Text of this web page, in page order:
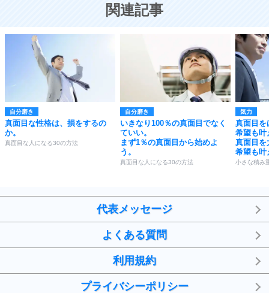
関連記事
自分磨き
真面目な性格は、損をするの
か。
真面目な人になる30の方法
自分磨き
いきなり100％の真面目でなく
ていい。
まず1％の真面目から始めよ
う。
真面目な人になる30の方法
気力
真面目を
希望も叶
真面目を
希望も叶
小さな積み
代表メッセージ
よくある質問
利用規約
プライバシーポリシー